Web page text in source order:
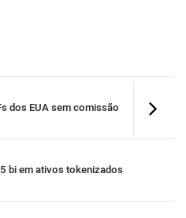
dos EUA sem comissão
bi em ativos tokenizados